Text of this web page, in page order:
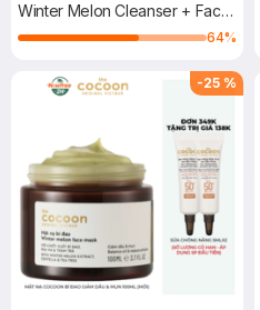
Dầu & Mụn 30ml
Winter Melon Cleanser + Face
Mask
64%
-25 %